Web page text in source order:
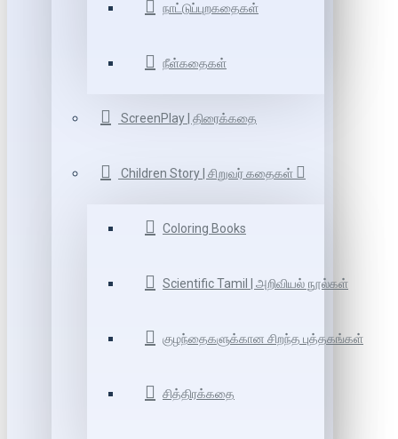
நாட்டுப்புறகதைகள்
நீள்கதைகள்
ScreenPlay | திரைக்கதை
Children Story | சிறுவர் கதைகள்
Coloring Books
Scientific Tamil | அறிவியல் நூல்கள்
குழந்தைகளுக்கான சிறந்த புத்தகங்கள்
சித்திரக்கதை